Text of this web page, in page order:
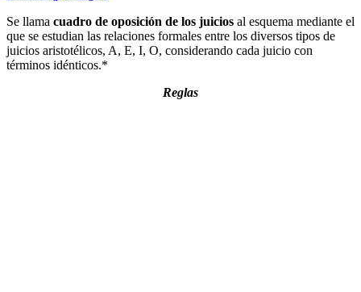
Se llama cuadro de oposición de los juicios al esquema mediante el
que se estudian las relaciones formales entre los diversos tipos de
juicios aristotélicos, A, E, I, O, considerando cada juicio con
términos idénticos.*
Reglas